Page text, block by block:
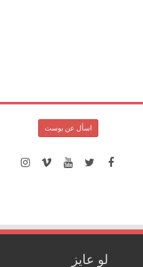
اسأل عن بوست
لو عايز